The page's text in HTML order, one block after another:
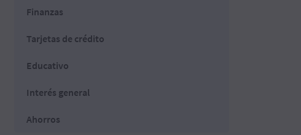
Finanzas
Tarjetas de crédito
Educativo
Interés general
Ahorros